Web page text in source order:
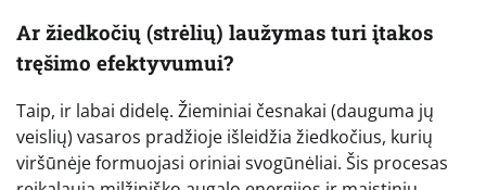
Ar žiedkočių (strėlių) laužymas turi įtakos
tręšimo efektyvumui?
Taip, ir labai didelę. Žieminiai česnakai (dauguma jų
veislių) vasaros pradžioje išleidžia žiedkočius, kurių
viršūnėje formuojasi oriniai svogūnėliai. Šis procesas